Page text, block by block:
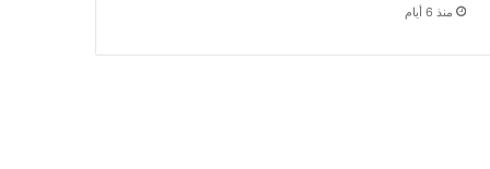
منذ 6 أيام